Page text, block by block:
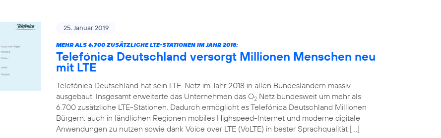
25. Januar 2019
MEHR ALS 6.700 ZUSÄTZLICHE LTE-STATIONEN IM JAHR 2018:
Telefónica Deutschland versorgt Millionen Menschen neu
mit LTE
Telefónica Deutschland hat sein LTE-Netz im Jahr 2018 in allen Bundesländern massiv
ausgebaut. Insgesamt erweiterte das Unternehmen das O2 Netz bundesweit um mehr als
6.700 zusätzliche LTE-Stationen. Dadurch ermöglicht es Telefónica Deutschland Millionen
Bürgern, auch in ländlichen Regionen mobiles Highspeed-Internet und moderne digitale
Anwendungen zu nutzen sowie dank Voice over LTE (VoLTE) in bester Sprachqualität […]